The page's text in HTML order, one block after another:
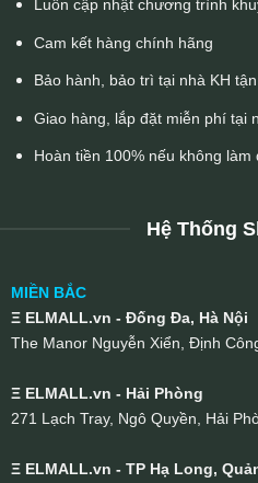
Luôn cập nhật chương trình
Cam kết hàng chính hãng
Bảo hành, bảo trì tại nhà KH
Giao hàng, lắp đặt miễn phí tại
Hoàn tiền 100% nếu không làm
Hệ Thống
MIỀN BẮC
Ξ ELMALL.vn - Đống Đa, Hà Nội
The Manor Nguyễn Xiển, Định
Ξ ELMALL.vn - Hải Phòng
271 Lạch Tray, Ngô Quyền, Hải
Ξ ELMALL.vn - TP Hạ Long,